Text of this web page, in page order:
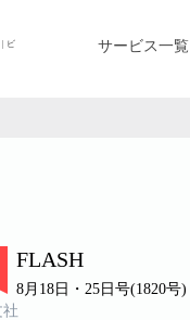
| ビ
サービス一覧
FLASH
8月18日・25日号(1820号)